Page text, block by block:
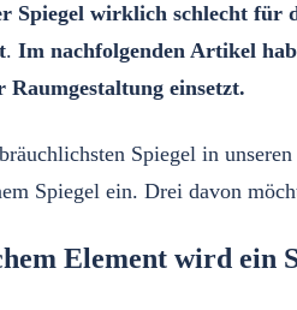
Spiegel wirklich schlecht für
. Im nachfolgenden Artikel
Raumgestaltung einsetzt.
Spiegel in
Spiegel ein. Drei davon
Element wird ein